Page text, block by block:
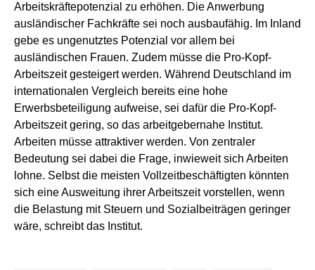
Arbeitskräftepotenzial zu erhöhen. Die Anwerbung
ausländischer Fachkräfte sei noch ausbaufähig. Im Inland
gebe es ungenutztes Potenzial vor allem bei
ausländischen Frauen. Zudem müsse die Pro-Kopf-
Arbeitszeit gesteigert werden. Während Deutschland im
internationalen Vergleich bereits eine hohe
Erwerbsbeteiligung aufweise, sei dafür die Pro-Kopf-
Arbeitszeit gering, so das arbeitgebernahe Institut.
Arbeiten müsse attraktiver werden. Von zentraler
Bedeutung sei dabei die Frage, inwieweit sich Arbeiten
lohne. Selbst die meisten Vollzeitbeschäftigten könnten
sich eine Ausweitung ihrer Arbeitszeit vorstellen, wenn
die Belastung mit Steuern und Sozialbeiträgen geringer
wäre, schreibt das Institut.